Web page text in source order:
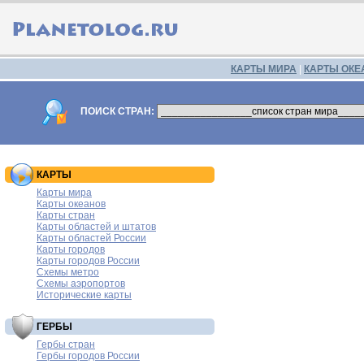
КАРТЫ МИРА КАРТЫ
ПОИСК СТРАН:
КАРТЫ
Карты мира
Карты океанов
Карты стран
Карты областей и штатов
Карты областей России
Карты городов
Карты городов России
Схемы метро
Схемы аэропортов
Исторические карты
ГЕРБЫ
Гербы стран
Гербы городов России